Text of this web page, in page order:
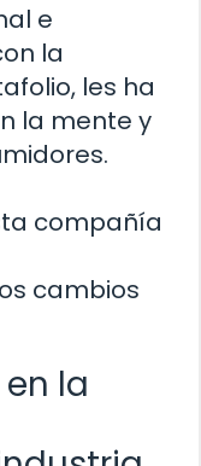
e
la
les ha
la mente y
compañía
cambios
la